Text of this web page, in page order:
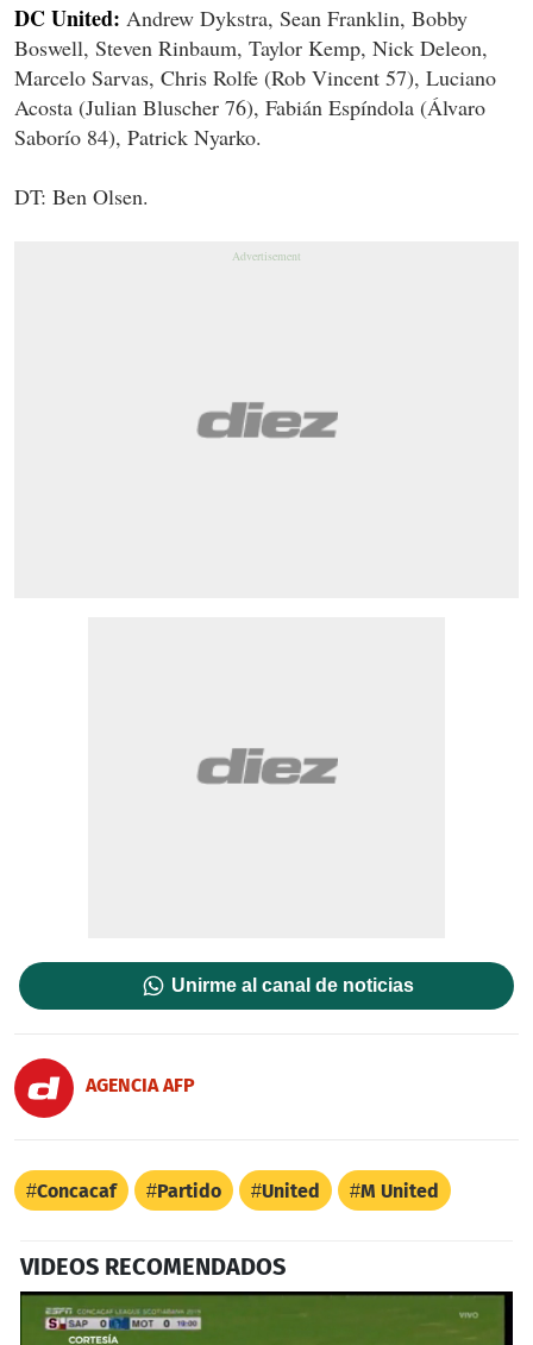
DC United: Andrew Dykstra, Sean Franklin, Bobby
Boswell, Steven Rinbaum, Taylor Kemp, Nick Deleon,
Marcelo Sarvas, Chris Rolfe (Rob Vincent 57), Luciano
Acosta (Julian Bluscher 76), Fabián Espíndola (Álvaro
Saborío 84), Patrick Nyarko.
DT: Ben Olsen.
Unirme al canal de noticias
AGENCIA AFP
Concacaf Partido United M United
VIDEOS RECOMENDADOS